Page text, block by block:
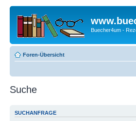
Buecher4um -
Foren-Übersicht
Suche
SUCHANFRAGE